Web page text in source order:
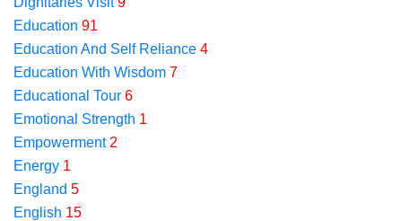
Education 91
Education And Self Reliance 4
Education With Wisdom 7
Educational Tour 6
Emotional Strength 1
Empowerment 2
Energy 1
England 5
English 15